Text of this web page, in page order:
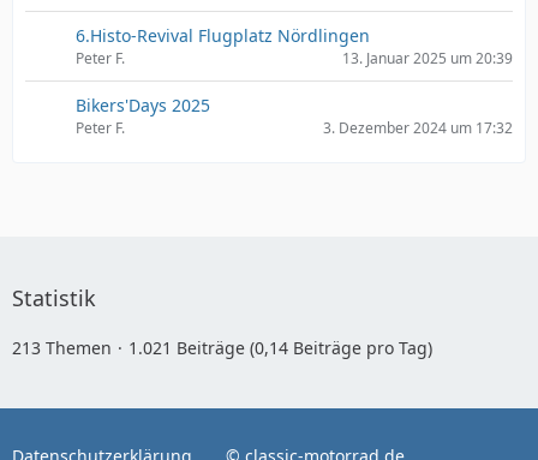
6.Histo-Revival Flugplatz Nördlingen
Peter F. 13. Januar 2025 um 20:39
Bikers'Days 2025
Peter F. 3. Dezember 2024 um 17:32
Statistik
213 Themen 1.021 Beiträge (0,14 Beiträge pro Tag)